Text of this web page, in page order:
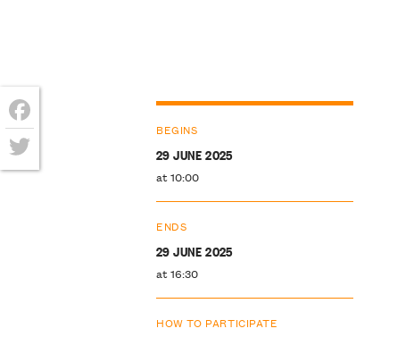
BEGINS
29 JUNE 2025
at 10:00
ENDS
29 JUNE 2025
at 16:30
HOW TO PARTICIPATE
Facebook
Twitter